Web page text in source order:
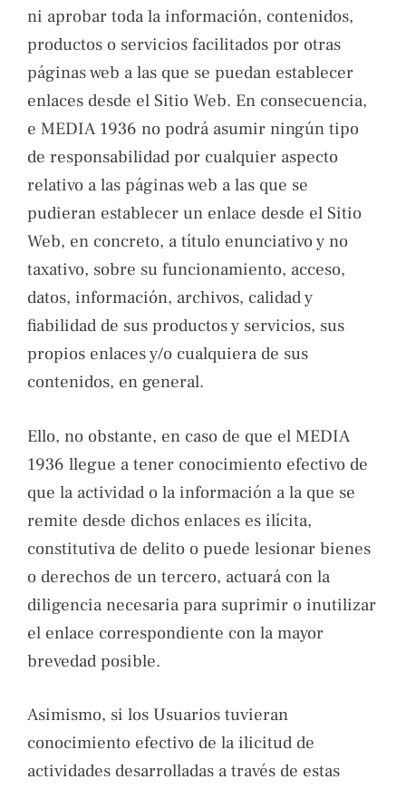
ni aprobar toda la información, contenidos,
productos o servicios facilitados por otras
páginas web a las que se puedan establecer
enlaces desde el Sitio Web. En consecuencia,
e MEDIA 1936 no podrá asumir ningún tipo
de responsabilidad por cualquier aspecto
relativo a las páginas web a las que se
pudieran establecer un enlace desde el Sitio
Web, en concreto, a título enunciativo y no
taxativo, sobre su funcionamiento, acceso,
datos, información, archivos, calidad y
fiabilidad de sus productos y servicios, sus
propios enlaces y/o cualquiera de sus
contenidos, en general.
Ello, no obstante, en caso de que el MEDIA
1936 llegue a tener conocimiento efectivo de
que la actividad o la información a la que se
remite desde dichos enlaces es ilícita,
constitutiva de delito o puede lesionar bienes
o derechos de un tercero, actuará con la
diligencia necesaria para suprimir o inutilizar
el enlace correspondiente con la mayor
brevedad posible.
Asimismo, si los Usuarios tuvieran
conocimiento efectivo de la ilicitud de
actividades desarrolladas a través de estas